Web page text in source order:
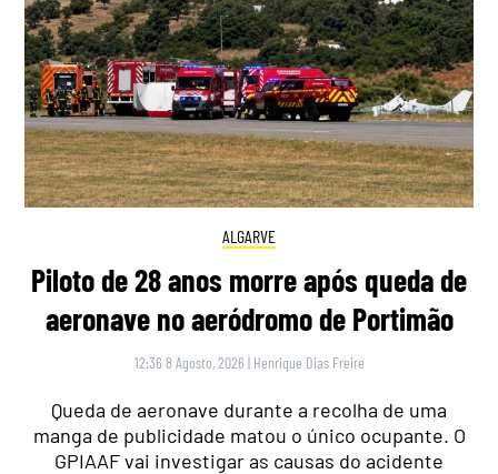
ALGARVE
Piloto de 28 anos morre após queda de
aeronave no aeródromo de Portimão
12:36 8 Agosto, 2026 | Henrique Dias Freire
Queda de aeronave durante a recolha de uma
manga de publicidade matou o único ocupante. O
GPIAAF vai investigar as causas do acidente